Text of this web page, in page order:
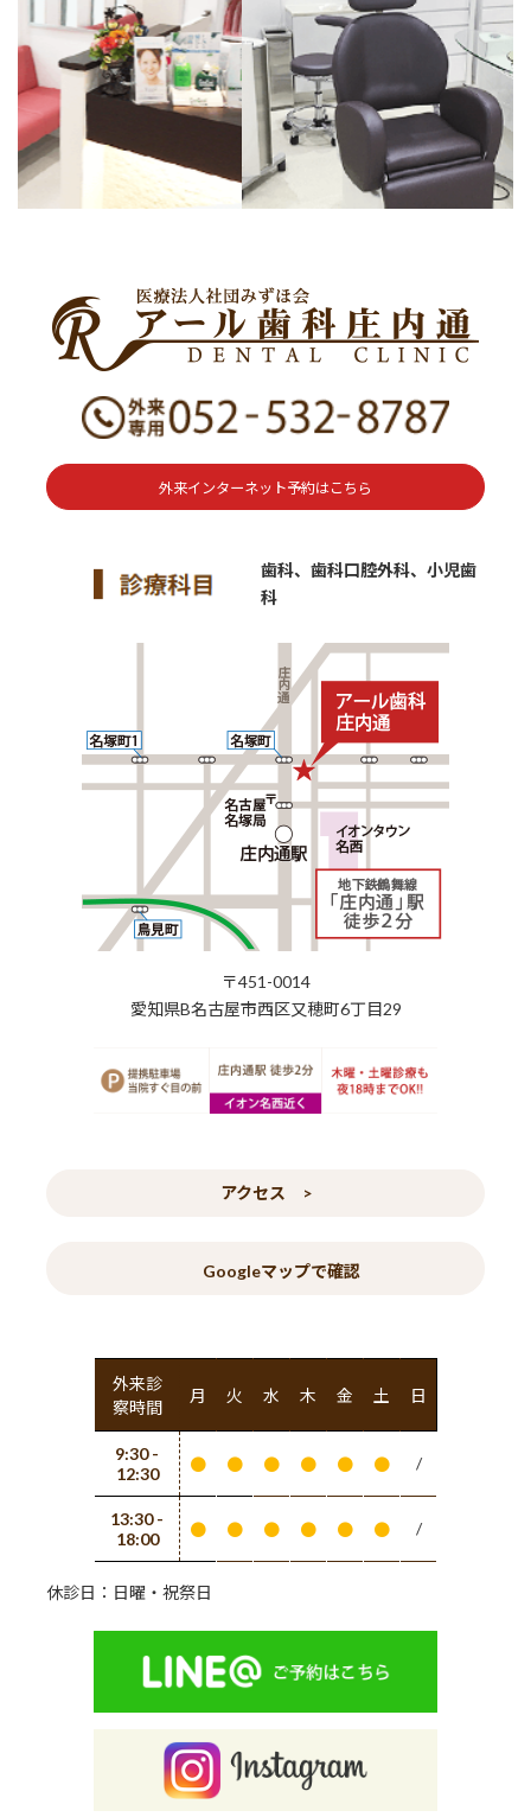
外来インターネット予約はこちら
歯科、歯科口腔外科、小児歯
科
〒451-0014
愛知県B名古屋市西区又穂町6丁目29
アクセス >
Googleマップで確認
外来診
察時間
月 火 水 木 金 土 日
9:30 -
12:30
● ● ● ● ● ● /
13:30 -
18:00
● ● ● ● ● ● /
休診日：日曜・祝祭日